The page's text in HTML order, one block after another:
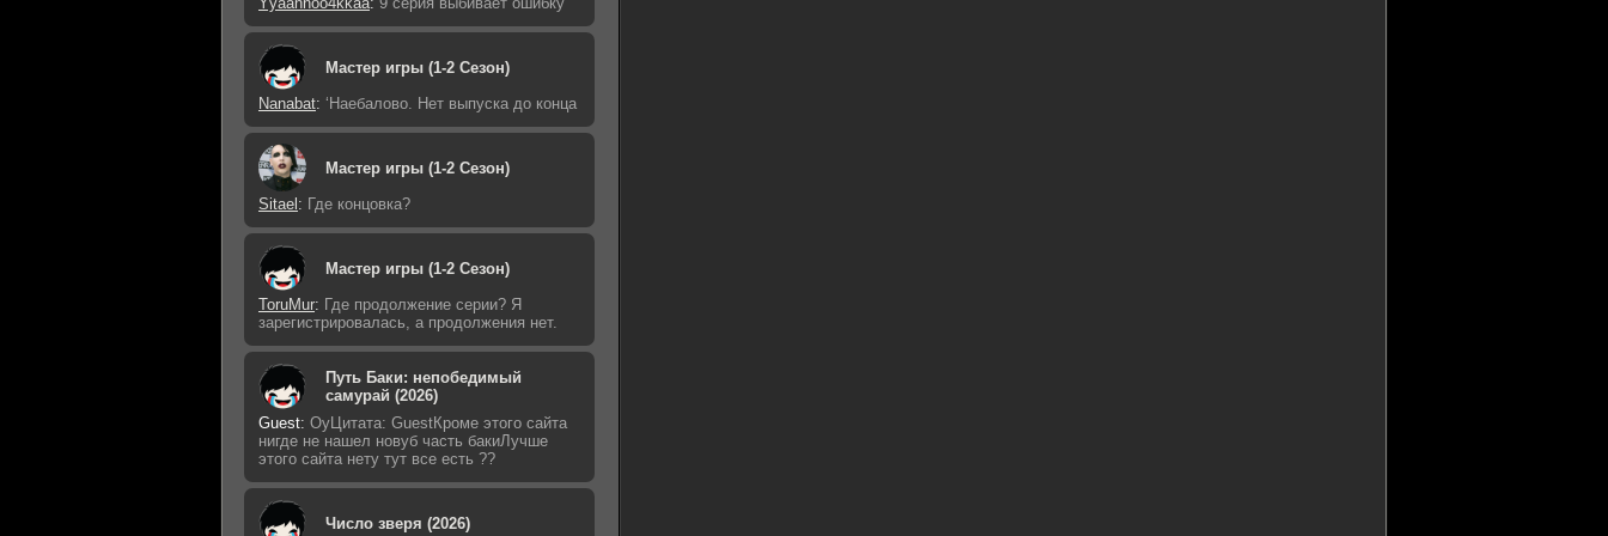
Мастер игры (1-2 Сезон)
Nanabat: ‘Наебалово. Нет выпуска до конца
Мастер игры (1-2 Сезон)
Sitael : Где концовка?
Мастер игры (1-2 Сезон)
ToruMur: Где продолжение серии? Я
зарегистрировалась, а продолжения нет.
Путь Баки: непобедимый
самурай (2026)
Guest: ОуЦитата: GuestКроме этого сайта
нигде не нашел новуб часть бакиЛучше
этого сайта нету тут все есть ??
Число зверя (2026)